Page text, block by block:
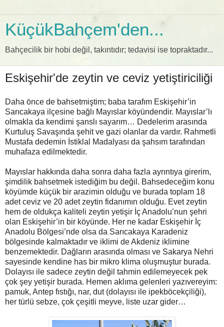
KüçükBahçem'den...
Bahçecilik bir hobi değil, takıntıdır; tedavisi ise topraktadır...
Eskişehir'de zeytin ve ceviz yetiştiriciliği
Daha önce de bahsetmiştim; baba tarafım Eskişehir’in
Sarıcakaya ilçesine bağlı Mayıslar köyündendir. Mayıslar’lı
olmakla da kendimi şanslı sayarım… Dedelerim arasında
Kurtuluş Savaşında şehit ve gazi olanlar da vardır. Rahmetli
Mustafa dedemin İstiklal Madalyası da şahsım tarafından
muhafaza edilmektedir.
Mayıslar hakkında daha sonra daha fazla ayrıntıya girerim,
şimdilik bahsetmek istediğim bu değil. Bahsedeceğim konu
köyümde küçük bir arazimin olduğu ve burada toplam 18
adet ceviz ve 20 adet zeytin fidanımın olduğu. Evet zeytin
hem de oldukça kaliteli zeytin yetişir İç Anadolu’nun şehri
olan Eskişehir’in bir köyünde. Her ne kadar Eskişehir İç
Anadolu Bölgesi’nde olsa da Sarıcakaya Karadeniz
bölgesinde kalmaktadır ve iklimi de Akdeniz iklimine
benzemektedir. Dağların arasında olması ve Sakarya Nehri
sayesinde kendine has bir mikro klima oluşmuştur burada.
Dolayısı ile sadece zeytin değil tahmin edilemeyecek pek
çok şey yetişir burada. Hemen aklıma gelenleri yazıvereyim:
pamuk, Antep fıstığı, nar, dut (dolayısı ile ipekböcekçiliği),
her türlü sebze, çok çeşitli meyve, liste uzar gider…